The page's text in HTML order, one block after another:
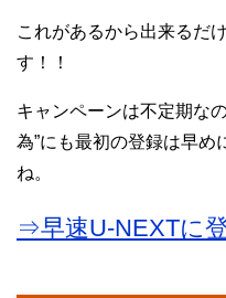
これがあるから出来るだ
す！！
キャンペーンは不定期な
為”にも最初の登録は早め
ね。
⇒早速U-NEXTに